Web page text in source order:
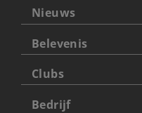
Nieuws
Belevenis
Clubs
Bedrijf